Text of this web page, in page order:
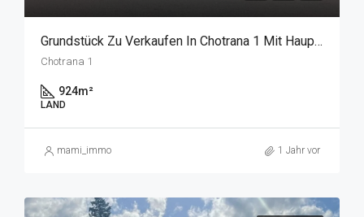
Grundstück Zu Verkaufen In Chotrana 1 Mit Hauptstraßenfront
Chotrana 1
924m²
LAND
mami_immo 1 Jahr vor